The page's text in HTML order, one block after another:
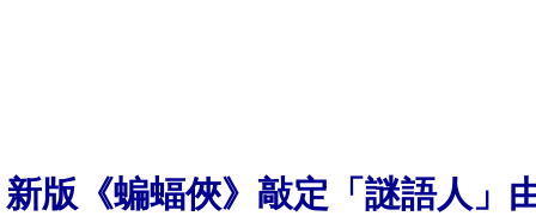
新版《蝙蝠俠》敲定「謎語人」